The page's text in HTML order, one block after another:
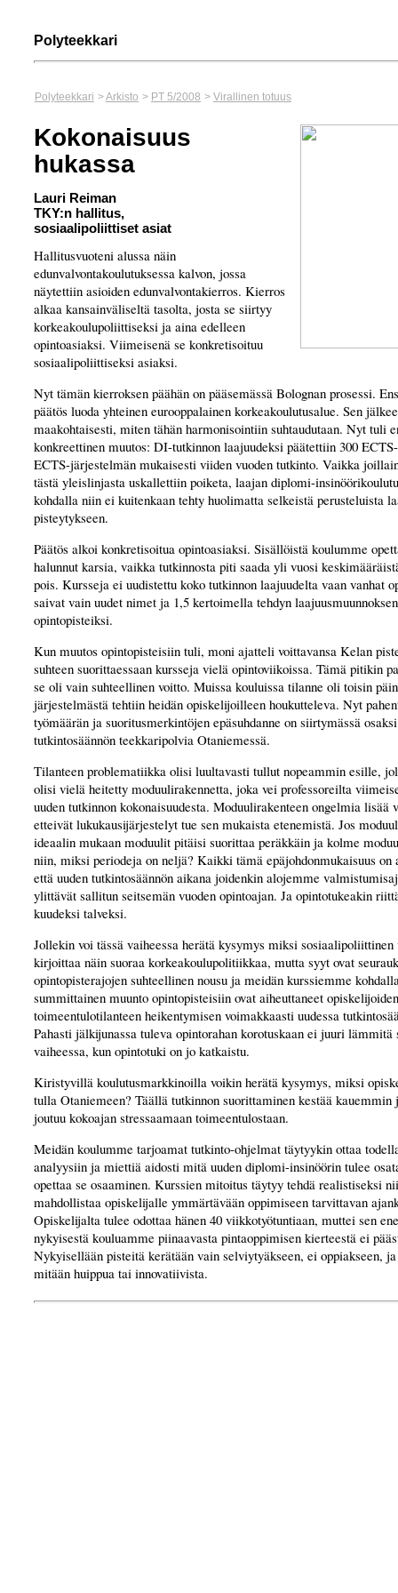
Polyteekkari
Polyteekkari >Arkisto > PT 5/2008 > Virallinen totuus
Kokonaisuus
hukassa
Lauri Reiman
TKY:n hallitus,
sosiaalipoliittiset asiat
Hallitusvuoteni alussa näin
edunvalvontakoulutuksessa kalvon, jossa
näytettiin asioiden edunvalvontakierros. Kierros
alkaa kansainväliseltä tasolta, josta se siirtyy
korkeakoulupoliittiseksi ja aina edelleen
opintoasiaksi. Viimeisenä se konkretisoituu
sosiaalipoliittiseksi asiaksi.
Nyt tämän kierroksen päähän on pääsemässä Bolognan prosessi.
päätös luoda yhteinen eurooppalainen korkeakoulutusalue. Sen
maakohtaisesti, miten tähän harmonisointiin suhtaudutaan. Nyt tuli
konkreettinen muutos: DI-tutkinnon laajuudeksi päätettiin 300
ECTS-järjestelmän mukaisesti viiden vuoden tutkinto. Vaikka
tästä yleislinjasta uskallettiin poiketa, laajan diplomi-
kohdalla niin ei kuitenkaan tehty huolimatta selkeistä perusteluista
pisteytykseen.
Päätös alkoi konkretisoitua opintoasiaksi. Sisällöistä koulumme
halunnut karsia, vaikka tutkinnosta piti saada yli vuosi
pois. Kursseja ei uudistettu koko tutkinnon laajuudelta vaan vanhat
saivat vain uudet nimet ja 1,5 kertoimella tehdyn
opintopisteiksi.
Kun muutos opintopisteisiin tuli, moni ajatteli voittavansa Kelan
suhteen suorittaessaan kursseja vielä opintoviikoissa. Tämä pitikin
se oli vain suhteellinen voitto. Muissa kouluissa tilanne oli toisin
järjestelmästä tehtiin heidän opiskelijoilleen houkutteleva. Nyt
työmäärän ja suoritusmerkintöjen epäsuhdanne on siirtymässä
tutkintosäännön teekkaripolvia Otaniemessä.
Tilanteen problematiikka olisi luultavasti tullut nopeammin esille,
olisi vielä heitetty moduulirakennetta, joka vei professoreilta
uuden tutkinnon kokonaisuudesta. Moduulirakenteen ongelmia lisää
etteivät lukukausijärjestelyt tue sen mukaista etenemistä. Jos
ideaalin mukaan moduulit pitäisi suorittaa peräkkäin ja kolme
niin, miksi periodeja on neljä? Kaikki tämä epäjohdonmukaisuus on
että uuden tutkintosäännön aikana joidenkin alojemme
ylittävät sallitun seitsemän vuoden opintoajan. Ja opintotukeakin
kuudeksi talveksi.
Jollekin voi tässä vaiheessa herätä kysymys miksi sosiaalipoliittinen
kirjoittaa näin suoraa korkeakoulupolitiikkaa, mutta syyt ovat
opintopisterajojen suhteellinen nousu ja meidän kurssiemme
summittainen muunto opintopisteisiin ovat aiheuttaneet opiskelijoiden
toimeentulotilanteen heikentymisen voimakkaasti uudessa
Pahasti jälkijunassa tuleva opintorahan korotuskaan ei juuri lämmitä
vaiheessa, kun opintotuki on jo katkaistu.
Kiristyvillä koulutusmarkkinoilla voikin herätä kysymys, miksi
tulla Otaniemeen? Täällä tutkinnon suorittaminen kestää kauemmin
joutuu kokoajan stressaamaan toimeentulostaan.
Meidän koulumme tarjoamat tutkinto-ohjelmat täytyykin ottaa
analyysiin ja miettiä aidosti mitä uuden diplomi-insinöörin tulee
opettaa se osaaminen. Kurssien mitoitus täytyy tehdä realistiseksi
mahdollistaa opiskelijalle ymmärtävään oppimiseen tarvittavan
Opiskelijalta tulee odottaa hänen 40 viikkotyötuntiaan, muttei sen
nykyisestä kouluamme piinaavasta pintaoppimisen kierteestä ei
Nykyisellään pisteitä kerätään vain selviytyäkseen, ei oppiakseen,
mitään huippua tai innovatiivista.